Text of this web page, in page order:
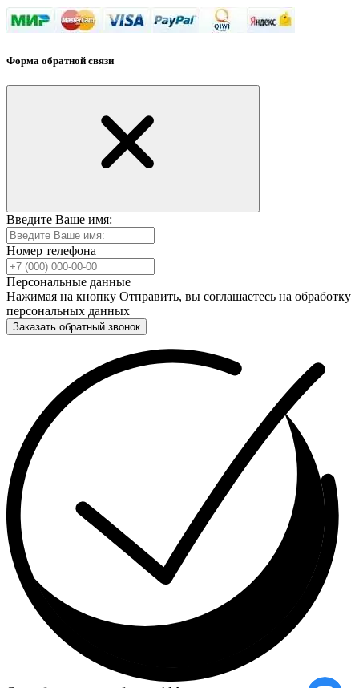
Форма обратной связи
Введите Ваше имя:
Номер телефона
Персональные данные
Нажимая на кнопку Отправить, вы соглашаетесь на обработку
персональных данных
Заказать обратный звонок